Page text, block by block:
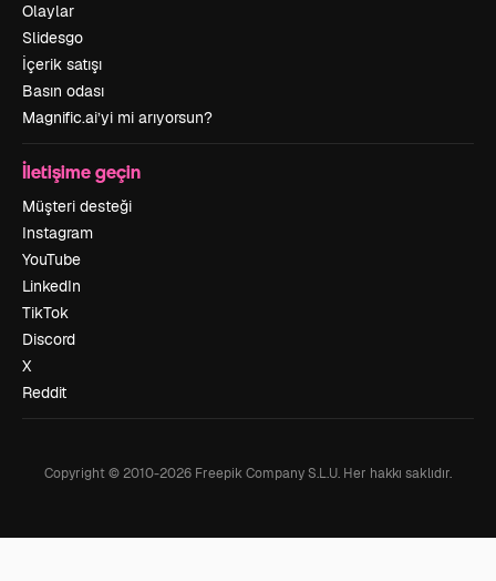
Olaylar
Slidesgo
İçerik satışı
Basın odası
Magnific.ai’yi mi arıyorsun?
İletişime geçin
Müşteri desteği
Instagram
YouTube
LinkedIn
TikTok
Discord
X
Reddit
Copyright © 2010-2026 Freepik Company S.L.U. Her hakkı saklıdır.